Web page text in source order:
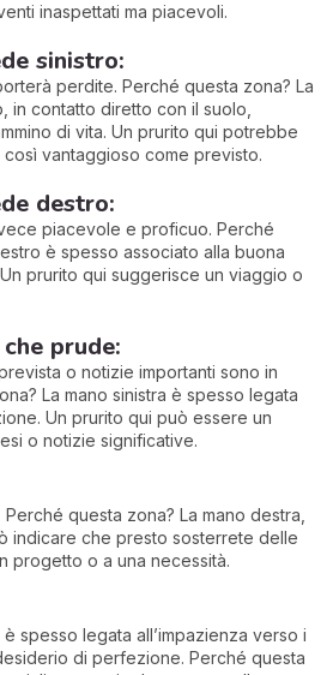
inaspettati ma piacevoli.
sinistro:
perdite. Perché questa zona? La
in contatto diretto con il suolo,
di vita. Un prurito qui potrebbe
vantaggioso come previsto.
destro:
piacevole e proficuo. Perché
è spesso associato alla buona
prurito qui suggerisce un viaggio o
prude:
o notizie importanti sono in
La mano sinistra è spesso legata
Un prurito qui può essere un
o notizie significative.
questa zona? La mano destra,
indicare che presto sosterrete delle
progetto o a una necessità.
spesso legata all’impazienza verso i
di perfezione. Perché questa